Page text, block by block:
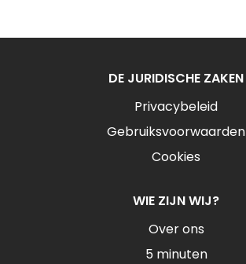
DE JURIDISCHE ZAKEN
Privacybeleid
Gebruiksvoorwaarden
Cookies
WIE ZIJN WIJ?
Over ons
5 minuten